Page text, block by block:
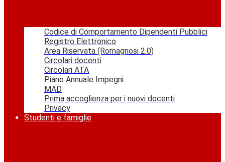
Codice di Comportamento Dipendenti Pubblici
Registro Elettronico
Area Riservata (Romagnosi 2.0)
Circolari docenti
Circolari ATA
Piano Annuale Impegni
MAD
Prima accoglienza per i nuovi docenti
Privacy
Studenti e famiglie